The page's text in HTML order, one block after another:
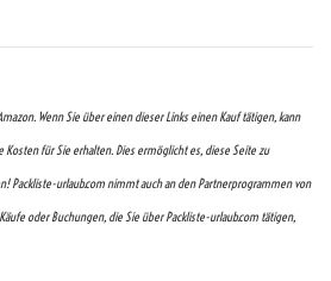
Wenn Sie über einen dieser Links einen Kauf tätigen, kann
Kosten für Sie erhalten. Dies ermöglicht es, diese Seite zu
Packliste-urlaub.com nimmt auch an den Partnerprogrammen von
oder Buchungen, die Sie über Packliste-urlaub.com tätigen,